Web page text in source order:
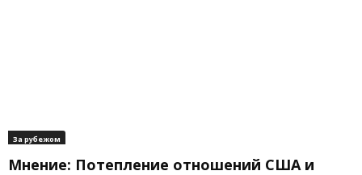
За рубежом
Мнение: Потепление отношений США и